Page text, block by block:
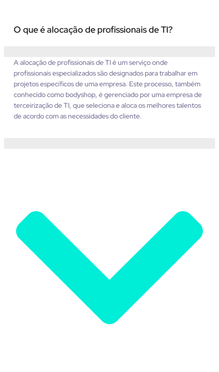
O que é alocação de profissionais de TI?
A alocação de profissionais de TI é um serviço onde
profissionais especializados são designados para trabalhar em
projetos específicos de uma empresa. Este processo, também
conhecido como bodyshop, é gerenciado por uma empresa de
terceirização de TI, que seleciona e aloca os melhores talentos
de acordo com as necessidades do cliente.